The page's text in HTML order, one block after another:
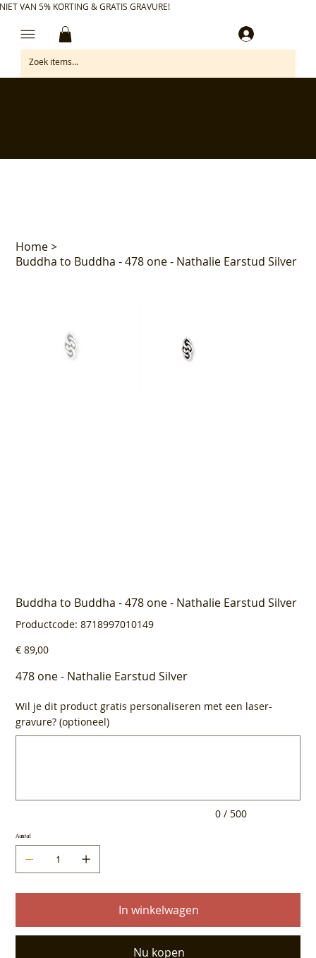
VAN 5% KORTING & GRATIS GRAVURE!
Home>
Buddha to Buddha - 478 one - Nathalie Earstud Silver
Buddha to Buddha - 478 one - Nathalie Earstud Silver
Productcode: Productcode
8718997010149
8718997010149
Prijs
€ 89,00
478 one - Nathalie Earstud Silver
Wil je dit product gratis personaliseren met een laser-
gravure? (optioneel)
0 / 500
Aantal
In winkelwagen
Nu kopen